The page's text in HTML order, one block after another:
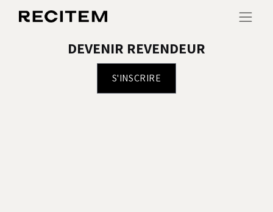
DEVENIR REVENDEUR
S'INSCRIR​​E​​​​​​